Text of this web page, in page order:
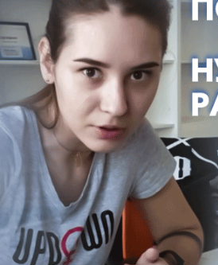
вчера в 19:05
Общество
Иностранцы,
олимпиадники: кто
2026 году
В КубГУ назвали географию
студентов